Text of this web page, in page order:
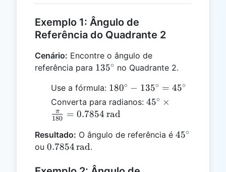
Exemplo 1: Ângulo de
Referência do Quadrante 2
Cenário: Encontre o ângulo de
referência para 135^\circ
135∘ no Quadrante 2.
Use a fórmula: 180^\circ
-
135^\circ
45^\circ
180∘ − 135∘ = 45∘
Converta para radianos: 45^\circ
{180} =
45∘ ×
180
π = 0.7854 rad
Resultado: O ângulo de referência é 45^\circ
45∘
ou 0.7854 \,
0.7854rad.